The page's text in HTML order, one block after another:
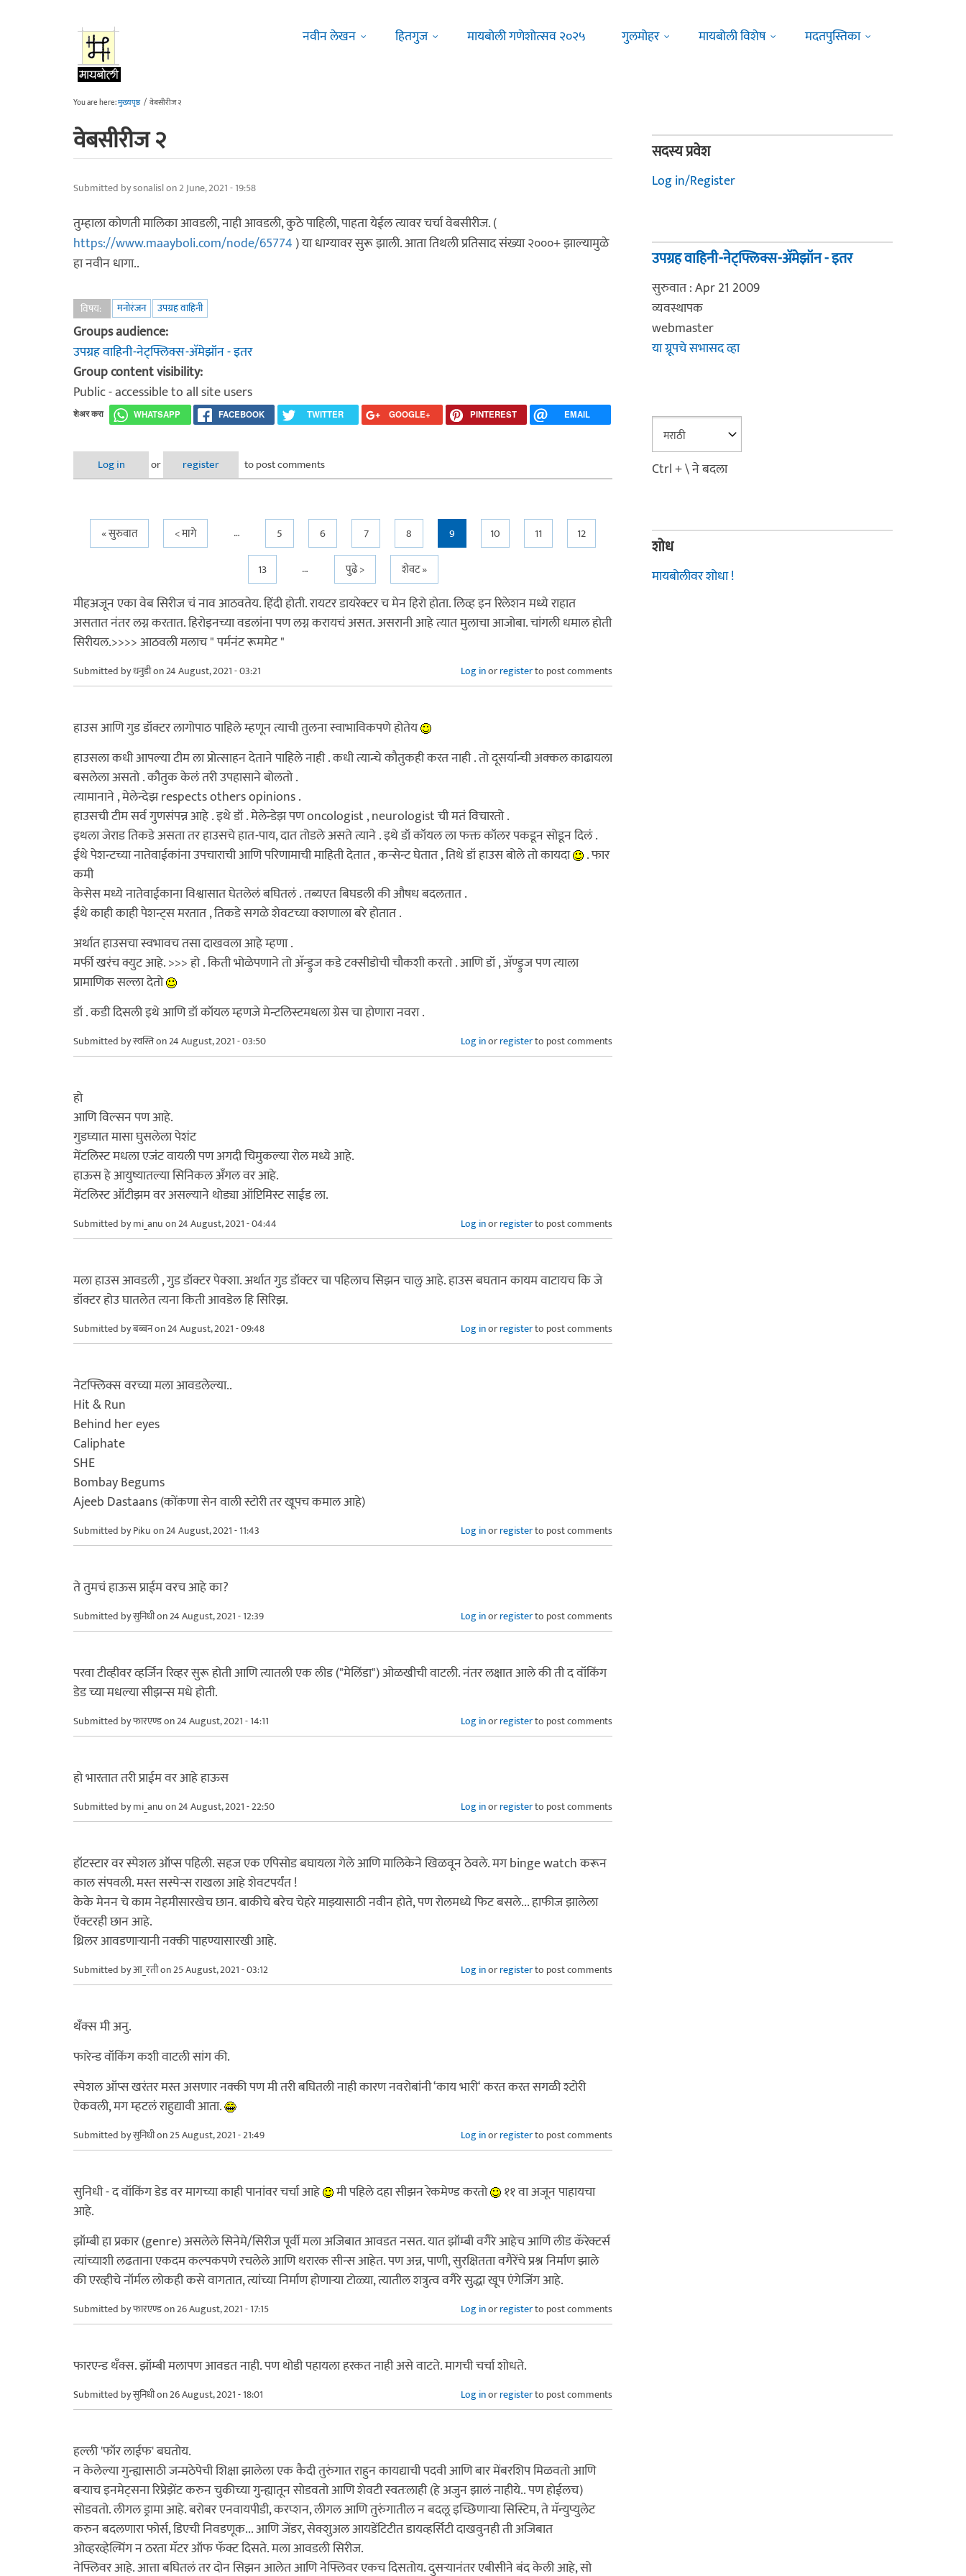
नवीन लेखन
हितगुज मायबोली गणेशोत्सव २०२५ गुलमोहर मायबोली विशेष मदतपुस्तिका
You are here:मुख्यपृष्ठ / वेबसीरीज २
वेबसीरीज २
Submitted bysonalislon 2 June, 2021 - 19:58
तुम्हाला कोणती मालिका आवडली, नाही आवडली, कुठे पाहिली, पाहता येईल त्यावर चर्चा वेबसीरीज. (
https://www.maayboli.com/node/65774 ) या धाग्यावर सुरू झाली. आता तिथली प्रतिसाद संख्या २०००+ झाल्यामुळे
हा नवीन धागा..
विषय: मनोरंजन उपग्रह वाहिनी
Groups audience:
उपग्रह वाहिनी-नेट्फ्लिक्स-अ‍ॅमेझॉन - इतर
Group content visibility:
Public - accessible to all site users
शेअर करा WHATSAPP FACEBOOK TWITTER GOOGLE+ PINTEREST EMAIL
Log in or register to post comments
Pages
« सुरुवात < मागे … 5 6 7 8 9 10 11
12
13
… पुढे > शेवट »
मीहअजून एका वेब सिरीज चं नाव आठवतेय. हिंदी होती. रायटर डायरेक्टर च मेन हिरो होता. लिव्ह इन रिलेशन मध्ये राहात
असतात नंतर लग्न करतात. हिरोइनच्या वडलांना पण लग्न करायचं असत. असरानी आहे त्यात मुलाचा आजोबा. चांगली धमाल होती
सिरीयल.>>>> आठवली मलाच " पर्मनंट रूममेट "
Submitted byधनुडीon 24 August, 2021 - 03:21 Log inorregisterto post comments
हाउस आणि गुड डॉक्टर लागोपाठ पाहिले म्हणून त्याची तुलना स्वाभाविकपणे होतेय
हाउसला कधी आपल्या टीम ला प्रोत्साहन देताने पाहिले नाही . कधी त्यान्चे कौतुकही करत नाही . तो दूसर्यान्ची अक्कल काढायला
बसलेला असतो . कौतुक केलं तरी उपहासाने बोलतो .
त्यामानाने , मेलेन्देझ respects others opinions .
हाउसची टीम सर्व गुणसंपन्न आहे . इथे डॉ . मेलेन्डेझ पण oncologist , neurologist ची मतं विचारतो .
इथला जेराड तिकडे असता तर हाउसचे हात-पाय, दात तोडले असते त्याने . इथे डॉ कॉयल ला फक्त कॉलर पकडून सोडून दिलं .
ईथे पेशन्टच्या नातेवाईकांना उपचाराची आणि परिणामाची माहिती देतात , कन्सेन्ट घेतात , तिथे डॉ हाउस बोले तो कायदा
. फार
कमी
केसेस मध्ये नातेवाईकाना विश्वासात घेतलेलं बघितलं . तब्यएत बिघडली की औषध बदलतात .
ईथे काही काही पेशन्ट्स मरतात , तिकडे सगळे शेवटच्या क्शणाला बरे होतात .
अर्थात हाउसचा स्वभावच तसा दाखवला आहे म्हणा .
मर्फी खरंच क्युट आहे. >>> हो . किती भोळेपणाने तो अ‍ॅन्ड्रुज कडे टक्सीडोची चौकशी करतो . आणि डॉ , अ‍ॅण्ड्रुज पण त्याला
प्रामाणिक सल्ला देतो
डॉ . कडी दिसली इथे आणि डॉ कॉयल म्हणजे मेन्टलिस्टमधला ग्रेस चा होणारा नवरा .
Submitted byस्वस्तिon 24 August, 2021 - 03:50 Log inorregisterto post comments
हो
आणि विल्सन पण आहे.
गुडघ्यात मासा घुसलेला पेशंट
मेंटलिस्ट मधला एजंट वायली पण अगदी चिमुकल्या रोल मध्ये आहे.
हाऊस हे आयुष्यातल्या सिनिकल अँगल वर आहे.
मेंटलिस्ट ऑटीझम वर असल्याने थोड्या ऑप्टिमिस्ट साईड ला.
Submitted bymi_anuon 24 August, 2021 - 04:44 Log inorregisterto post comments
मला हाउस आवडली , गुड डॉक्टर पेक्शा. अर्थात गुड डॉक्टर चा पहिलाच सिझन चालु आहे. हाउस बघतान कायम वाटायच कि जे
डॉक्टर होउ घातलेत त्यना किती आवडेल हि सिरिझ.
Submitted byबब्बनon 24 August, 2021 - 09:48 Log inorregisterto post comments
नेटफ्लिक्स वरच्या मला आवडलेल्या..
Hit & Run
Behind her eyes
Caliphate
SHE
Bombay Begums
Ajeeb Dastaans (कोंकणा सेन वाली स्टोरी तर खूपच कमाल आहे)
Submitted byPikuon 24 August, 2021 - 11:43 Log inorregisterto post comments
ते तुमचं हाऊस प्राईम वरच आहे का?
Submitted byसुनिधीon 24 August, 2021 - 12:39 Log inorregisterto post comments
परवा टीव्हीवर व्हर्जिन रिव्हर सुरू होती आणि त्यातली एक लीड ("मेलिंडा") ओळखीची वाटली. नंतर लक्षात आले की ती द वॉकिंग
डेड च्या मधल्या सीझन्स मधे होती.
Submitted byफारएण्डon 24 August, 2021 - 14:11 Log inorregisterto post comments
हो भारतात तरी प्राईम वर आहे हाऊस
Submitted bymi_anuon 24 August, 2021 - 22:50 Log inorregisterto post comments
हॉटस्टार वर स्पेशल ऑप्स पहिली. सहज एक एपिसोड बघायला गेले आणि मालिकेने खिळवून ठेवले. मग binge watch करून
काल संपवली. मस्त सस्पेन्स राखला आहे शेवटपर्यंत !
केके मेनन चे काम नेहमीसारखेच छान. बाकीचे बरेच चेहरे माझ्यासाठी नवीन होते, पण रोलमध्ये फिट बसले... हाफीज झालेला
ऍक्टरही छान आहे.
थ्रिलर आवडणाऱ्यानी नक्की पाहण्यासारखी आहे.
Submitted byआ_रतीon 25 August, 2021 - 03:12 Log inorregisterto post comments
थँक्स मी अनु.
फारेन्ड वॉकिंग कशी वाटली सांग की.
स्पेशल ऑप्स खरंतर मस्त असणार नक्की पण मी तरी बघितली नाही कारण नवरोबांनी ‘काय भारी‘ करत करत सगळी श्टोरी
ऐकवली, मग म्हटलं राहुद्यावी आता.
Submitted byसुनिधीon 25 August, 2021 - 21:49 Log inorregisterto post comments
सुनिधी - द वॉकिंग डेड वर मागच्या काही पानांवर चर्चा आहे मी पहिले दहा सीझन रेकमेण्ड करतो
११ वा अजून पाहायचा
आहे.
झॉम्बी हा प्रकार (genre) असलेले सिनेमे/सिरीज पूर्वी मला अजिबात आवडत नसत. यात झॉम्बी वगैरे आहेच आणि लीड कॅरेक्टर्स
त्यांच्याशी लढताना एकदम कल्पकपणे रचलेले आणि थरारक सीन्स आहेत. पण अन्न, पाणी, सुरक्षितता वगैरेंचे प्रश्न निर्माण झाले
की एरव्हीचे नॉर्मल लोकही कसे वागतात, त्यांच्या निर्माण होणार्‍या टोळ्या, त्यातील शत्रुत्व वगैरे सुद्धा खूप एंगेजिंग आहे.
Submitted byफारएण्डon 26 August, 2021 - 17:15 Log inorregisterto post comments
फारएन्ड थँक्स. झॉम्बी मलापण आवडत नाही. पण थोडी पहायला हरकत नाही असे वाटते. मागची चर्चा शोधते.
Submitted byसुनिधीon 26 August, 2021 - 18:01 Log inorregisterto post comments
हल्ली 'फॉर लाईफ' बघतोय.
न केलेल्या गुन्ह्यासाठी जन्मठेपेची शिक्षा झालेला एक कैदी तुरुंगात राहुन कायद्याची पदवी आणि बार मेंबरशिप मिळवतो आणि
बर्‍याच इनमेट्सना रिप्रेझेंट करुन चुकीच्या गुन्ह्यातून सोडवतो आणि शेवटी स्वतःलाही (हे अजुन झालं नाहीये.. पण होईलच)
सोडवतो. लीगल ड्रामा आहे. बरोबर एनवायपीडी, करप्शन, लीगल आणि तुरुंगातील न बदलू इच्छिणार्‍या सिस्टिम, ते मॅन्युप्युलेट
करुन बदलणारा फोर्स, डिएची निवडणूक... आणि जेंडर, सेक्शुअल आयडेंटिटीत डायव्हर्सिटी दाखवुनही ती अजिबात
ओव्हरव्हेल्मिंग न ठरता मॅटर ऑफ फॅक्ट दिसते. मला आवडली सिरीज.
नेफ्लिवर आहे. आत्ता बघितलं तर दोन सिझन आलेत आणि नेफ्लिवर एकच दिसतोय. दुसर्‍यानंतर एबीसीने बंद केली आहे, सो
सदस्य प्रवेश
Log in/Register
उपग्रह वाहिनी-नेट्फ्लिक्स-अ‍ॅमेझॉन - इतर
सुरुवात : Apr 21 2009
व्यवस्थापक
webmaster
या ग्रूपचे सभासद व्हा
Ctrl + \ ने बदला
शोध
मायबोलीवर शोधा !